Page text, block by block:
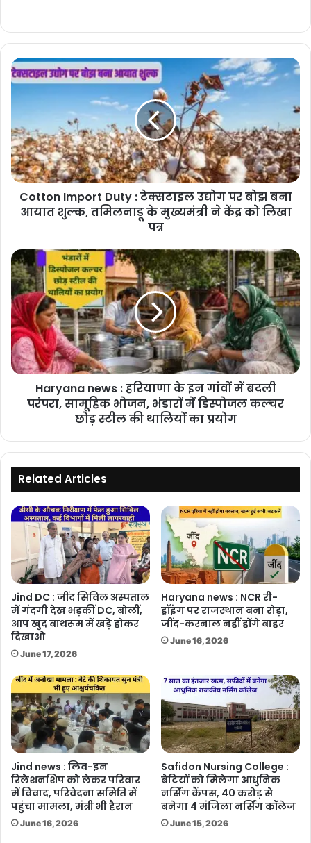
Cotton
Import
टेक्सटाइल
उद्योग
पर
बोझ
बना
आयात
शुल्क,
मुख्यमंत्री
ने
केंद्र
को
लिखा
पत्र
Cotton Import Duty : टेक्सटाइल उद्योग पर बोझ बना
आयात शुल्क, तमिलनाडू के मुख्यमंत्री ने केंद्र को लिखा
पत्र
Haryana
news
:
हरियाणा
के
इन
गांवों
में
बदली
सामूहिक
में
कल्चर
छोड़
स्टील
की
थालियों
प्रयोग
Haryana news : हरियाणा के इन गांवों में बदली
परंपरा, सामूहिक भोजन, भंडारों में डिस्पोजल कल्चर
छोड़ स्टील की थालियों का प्रयोग
Related Articles
Jind DC : जींद सिविल अस्पताल
में गंदगी देख भड़कीं DC, बोलीं,
आप खुद बाथरूम में खड़े होकर
दिखाओ
June 17, 2026
Haryana news : NCR री-
ड्रॉइंग पर राजस्थान बना रोड़ा,
जींद-करनाल नहीं होंगे बाहर
June 16, 2026
Jind news : लिव-इन
रिलेशनशिप को लेकर परिवार
में विवाद, परिवेदना समिति में
पहुंचा मामला, मंत्री भी हैरान
June 16, 2026
Safidon Nursing College :
बेटियों को मिलेगा आधुनिक
नर्सिंग कैंपस, 40 करोड़ से
बनेगा 4 मंजिला नर्सिंग कॉलेज
June 15, 2026